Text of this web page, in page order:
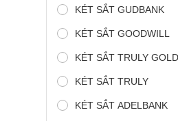
KÉT SẮT GUDBANK
KÉT SẮT GOODWILL
KÉT SẮT TRULY GOLD
KÉT SẮT TRULY
KÉT SẮT ADELBANK